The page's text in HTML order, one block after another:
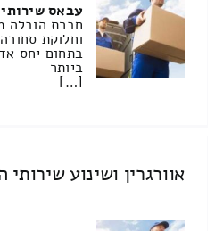
עבאס
חברת הובלה
וחלוקת
בתחום יחס
ביותר
[…]
אוורגרין ושינוע שירותי